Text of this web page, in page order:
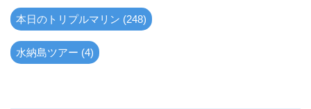
本日のトリプルマリン (248)
水納島ツアー (4)